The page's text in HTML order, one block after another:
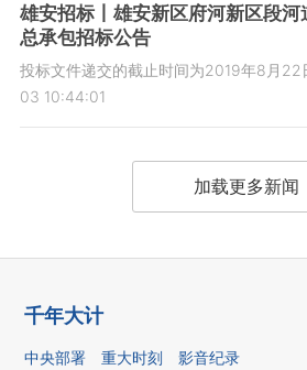
雄安招标丨雄安新区府河新区段
总承包招标公告
投标文件递交的截止时间为2019年8月22
03 10:44:01
加载更多新闻
千年大计
中央部署 重大时刻 影音纪录